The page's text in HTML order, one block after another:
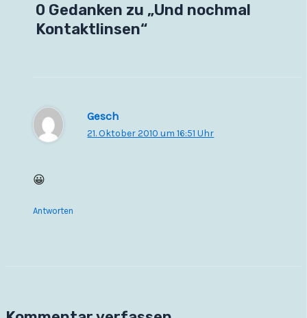
0 Gedanken zu „Und nochmal
Kontaktlinsen“
Gesch
21. Oktober 2010 um 16:51 Uhr
😀
Antworten